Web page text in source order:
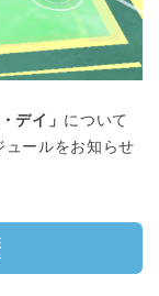
デイ」 について
ールをお知らせ